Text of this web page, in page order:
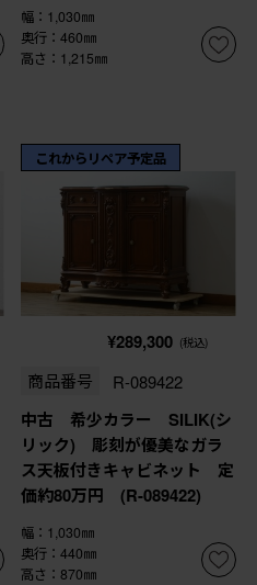
幅：1,030㎜
奥行：460㎜
高さ：1,215㎜
これからリペア予定品
¥289,300 (税込)
商品番号 R-089422
中古 希少カラー SILIK(シ
リック) 彫刻が優美なガラ
ス天板付きキャビネット 定
価約80万円 (R-089422)
幅：1,030㎜
奥行：440㎜
高さ：870㎜